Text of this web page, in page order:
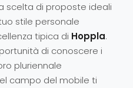
scelta di proposte ideali
stile personale
tipica di Hoppla.
di conoscere i
pluriennale
campo del mobile ti